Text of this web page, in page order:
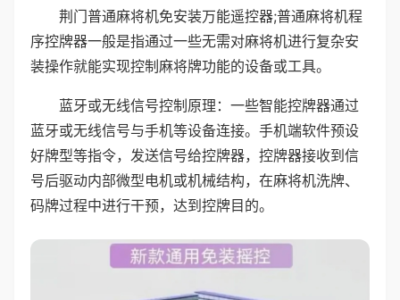
荆门普通麻将机免安装万能遥控器;普通麻将机程
序控牌器一般是指通过一些无需对麻将机进行复杂安
装操作就能实现控制麻将牌功能的设备或工具。
蓝牙或无线信号控制原理：一些智能控牌器通过
蓝牙或无线信号与手机等设备连接。手机端软件预设
好牌型等指令，发送信号给控牌器，控牌器接收到信
号后驱动内部微型电机或机械结构，在麻将机洗牌、
码牌过程中进行干预，达到控牌目的。